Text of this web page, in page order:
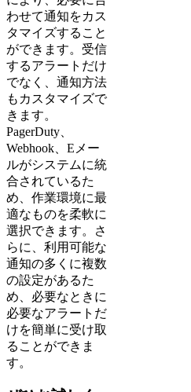
わせて通知をカス
タマイズすること
ができます。受信
するアラートだけ
でなく、通知方法
もカスタマイズで
きます。
PagerDuty、
Webhook、Eメー
ルがシステムに統
合されているた
め、作業環境に最
適なものを柔軟に
選択できます。さ
らに、利用可能な
通知の多くに複数
の設定があるた
め、必要なときに
必要なアラートだ
けを簡単に受け取
ることができま
す。